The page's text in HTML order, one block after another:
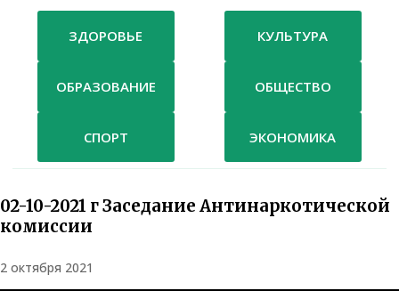
Контакты
ЗДОРОВЬЕ КУЛЬТУРА
ОБРАЗОВАНИЕ ОБЩЕСТВО
СПОРТ ЭКОНОМИКА
02-10-2021 г Заседание Антинаркотической
комиссии
2 октября 2021